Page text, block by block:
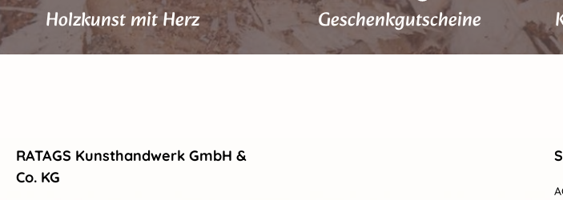
Holzkunst mit Herz Geschenk­gutscheine
RATAGS Kunsthandwerk GmbH &
Co. KG